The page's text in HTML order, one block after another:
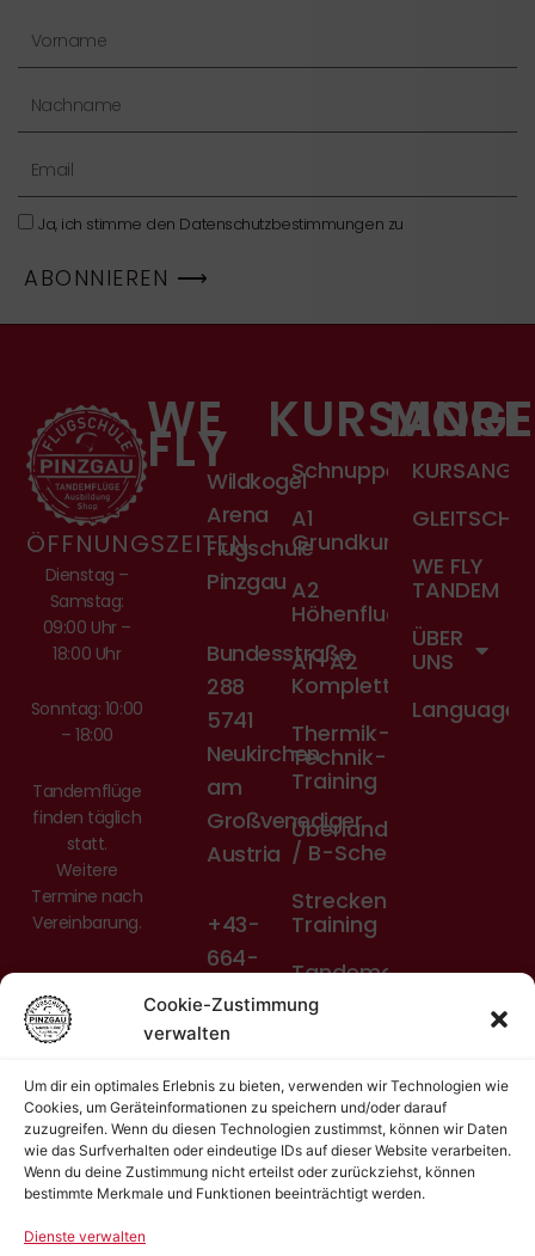
Cookie-Zustimmung
verwalten
Um dir ein optimales Erlebnis zu bieten, verwenden wir Technologien wie
Cookies, um Geräteinformationen zu speichern und/oder darauf
zuzugreifen. Wenn du diesen Technologien zustimmst, können wir Daten
wie das Surfverhalten oder eindeutige IDs auf dieser Website verarbeiten.
Wenn du deine Zustimmung nicht erteilst oder zurückziehst, können
bestimmte Merkmale und Funktionen beeinträchtigt werden.
Dienste verwalten
Vorname
Nachname
Email
Datenschutz
Ja, ich stimme den Datenschutzbestimmungen zu
ABONNIEREN ⟶
ÖFFNUNGSZEITEN
Dienstag –
Samstag:
09:00 Uhr –
18:00 Uhr
Sonntag: 10:00
– 18:00
Tandemflüge
finden täglich
statt.
Weitere
Termine nach
Vereinbarung.
WE
FLYWildkogel
Arena
Flugschule
Pinzgau
Bundesstraße
288
5741
Neukirchen
am
Großvenediger
Austria
+43-
664-
5135760
hello[at]flugschule-
Schnupperkurs
A1
Grundkurs
A2
Höhenflugkurs
A1+A2
Komplettkurs
Thermik-
Technik-
Training
Überlandberechtigung
/ B-Schein
Streckenflug-
Training
Tandemausbildung
Private
MORE
WE FLY
TANDEM
ÜBER
UNS
Language